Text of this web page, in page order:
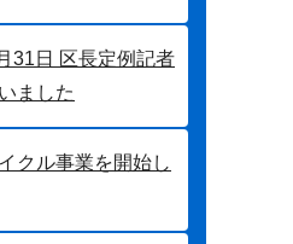
31日 区長定例記者
ました
クル事業を開始し